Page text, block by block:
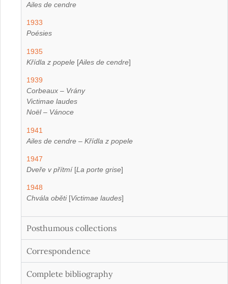
Ailes de cendre
1933
Poésies
1935
Křídla z popele [Ailes de cendre]
1939
Corbeaux – Vrány
Victimae laudes
Noël – Vánoce
1941
Ailes de cendre – Křídla z popele
1947
Dveře v přítmí[La porte grise]
1948
Chvála oběti[Victimae laudes]
Posthumous collections
Correspondence
Complete bibliography